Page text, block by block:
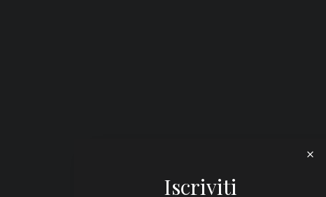
Iscriviti